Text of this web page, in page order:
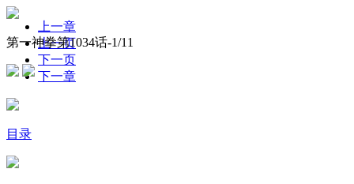
第一神拳第1034话-1/11
上一章
上一页
下一页
下一章
目录